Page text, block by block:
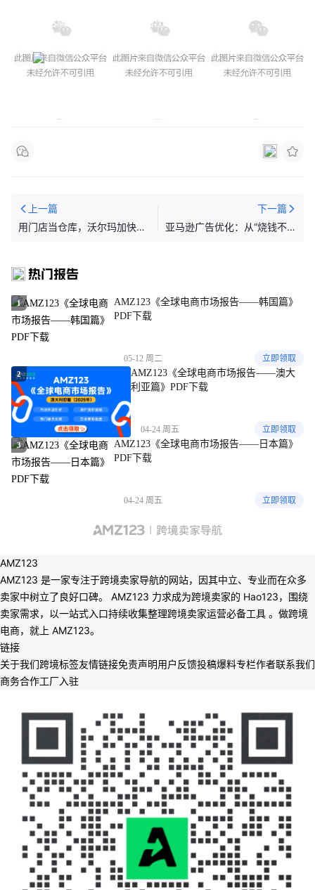
提升品牌声量，详见下方日历 ⬇️
上一篇
用门店当仓库，沃尔玛加快当
下一篇
亚马逊广告优化：从“烧钱不出
热门报告
1
AMZ123《全球电商市场报告——韩国篇》
PDF下载
05-12 周二 立即领取
2
AMZ123《全球电商市场报告——澳大
利亚篇》PDF下载
04-24 周五 立即领取
3
AMZ123《全球电商市场报告——日本篇》
PDF下载
04-24 周五 立即领取
AMZ123
AMZ123 是一家专注于跨境卖家导航的网站，因其中立、专业而在众多
卖家中树立了良好口碑。 AMZ123 力求成为跨境卖家的 Hao123，围绕
卖家需求，以一站式入口持续收集整理跨境卖家运营必备工具 。做跨境
电商，就上 AMZ123。
链接
关于我们跨境标签友情链接免责声明用户反馈投稿爆料专栏作者联系我们
商务合作工厂入驻